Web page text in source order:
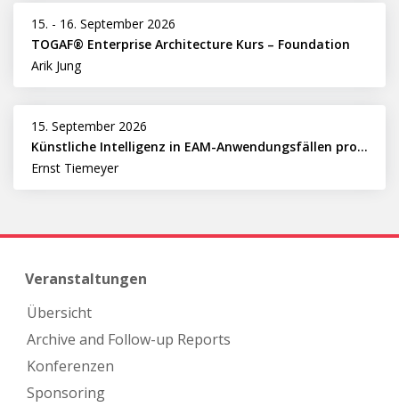
15. - 16. September 2026
TOGAF® Enterprise Architecture Kurs – Foundation
Arik Jung
15. September 2026
Künstliche Intelligenz in EAM-Anwendungsfällen professionell nutzen
Ernst Tiemeyer
Veranstaltungen
Übersicht
Archive and Follow-up Reports
Konferenzen
Sponsoring